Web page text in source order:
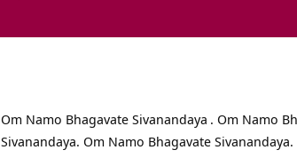
Om Namo Bhagavate Sivanandaya . Om Namo
Sivanandaya. Om Namo Bhagavate